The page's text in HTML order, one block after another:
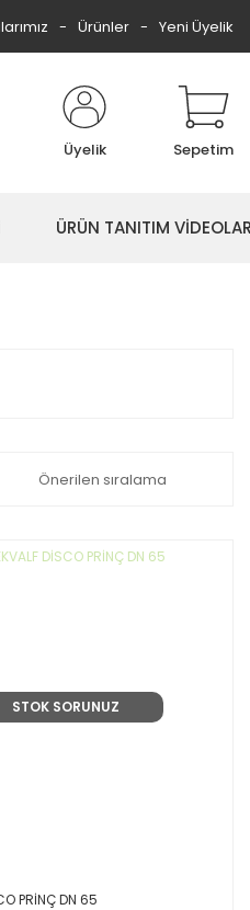
Ürünler Yeni Üyelik
Üyelik Sepetim
ÜRÜN TANITIM
STOK SORUNUZ
PRİNÇ DN 65